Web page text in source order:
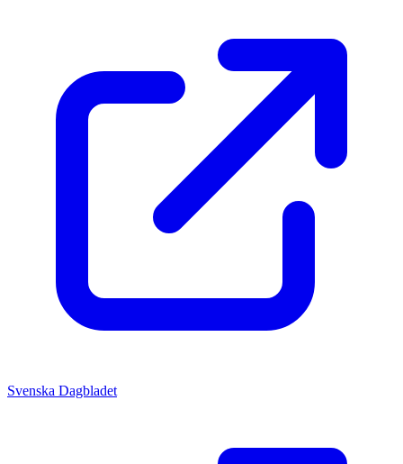
Svenska Dagbladet